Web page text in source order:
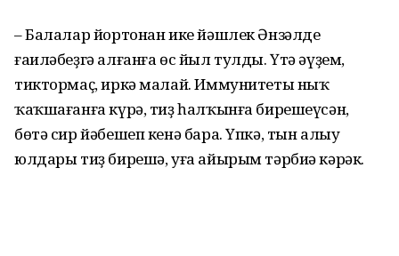
– Балалар йортонан ике йәшлек Әнзәлде
ғаиләбеҙгә алғанға өс йыл тулды. Үтә әүҙем,
тиктормаҫ, иркә малай. Иммунитеты ныҡ
ҡаҡшағанға күрә, тиҙ һалҡынға бирешеүсән,
бөтә сир йәбешеп кенә бара. Үпкә, тын алыу
юлдары тиҙ бирешә, уға айырым тәрбиә кәрәк.